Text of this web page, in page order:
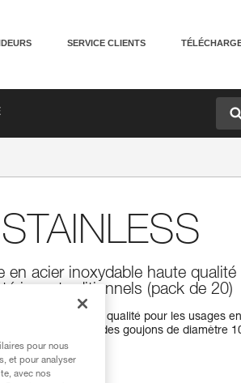
SERVICE CLIENTS
en acier inoxydable haute qualité
traditionnels (pack de 20)
inoxydable haute qualité pour les usages
disponible pour des goujons de diamètre
pour nous
et pour analyser
avec nos